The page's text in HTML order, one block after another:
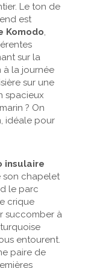
Le ton de
est
Komodo,
sur la
à la journée
sur une
spacieux
? On
idéale pour
insulaire
son chapelet
le parc
crique
succomber à
entourent.
paire de